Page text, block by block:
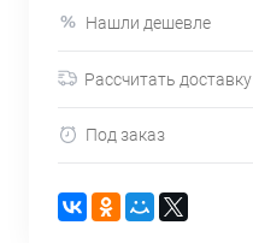
Нашли дешевле
Рассчитать доставку
Под заказ